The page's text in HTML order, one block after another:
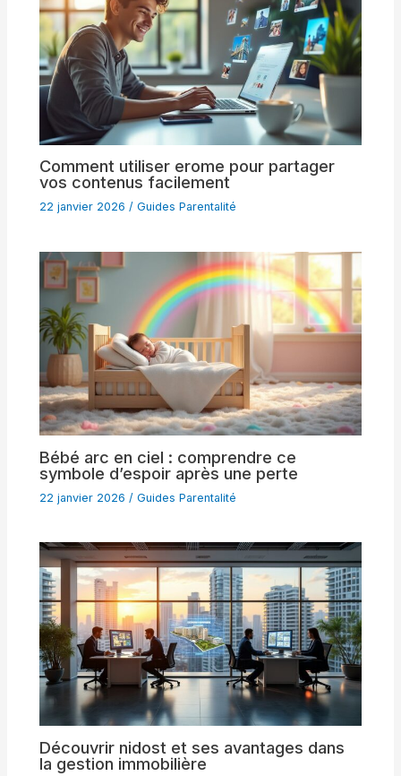
Comment utiliser erome pour partager
vos contenus facilement
22 janvier 2026/Guides Parentalité
Bébé arc en ciel : comprendre ce
symbole d’espoir après une perte
22 janvier 2026 /Guides Parentalité
Découvrir nidost et ses avantages dans
la gestion immobilière